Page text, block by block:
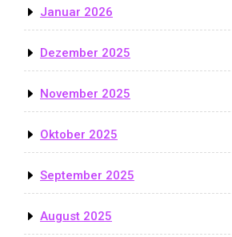
Januar 2026
Dezember 2025
November 2025
Oktober 2025
September 2025
August 2025